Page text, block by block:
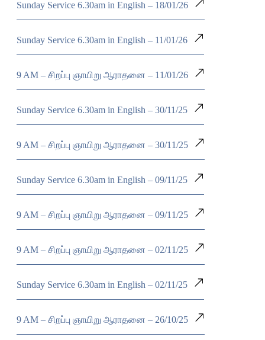
Sunday Service 6.30am in English – 18/01/26
Sunday Service 6.30am in English – 11/01/26
9 AM – சிறப்பு ஞாயிறு ஆராதனை – 11/01/26
Sunday Service 6.30am in English – 30/11/25
9 AM – சிறப்பு ஞாயிறு ஆராதனை – 30/11/25
Sunday Service 6.30am in English – 09/11/25
9 AM – சிறப்பு ஞாயிறு ஆராதனை – 09/11/25
9 AM – சிறப்பு ஞாயிறு ஆராதனை – 02/11/25
Sunday Service 6.30am in English – 02/11/25
9 AM – சிறப்பு ஞாயிறு ஆராதனை – 26/10/25